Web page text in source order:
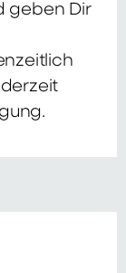
geben Dir